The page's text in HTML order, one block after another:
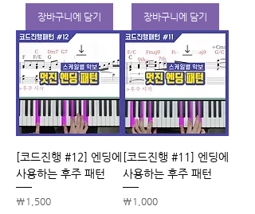
장바구니에 담기 장바구니에 담기
[코드진행 #12] 엔딩에
사용하는 후주 패턴
가격
₩1,500
[코드진행 #11] 엔딩에
사용하는 후주 패턴
가격
₩1,000